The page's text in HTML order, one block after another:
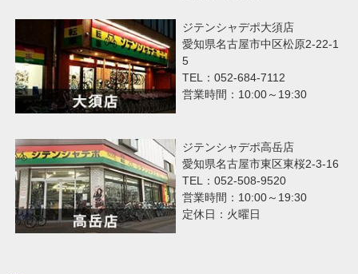
ジテンシャデポ大須店
愛知県名古屋市中区松原2-22-1
5
TEL：052-684-7112
営業時間：10:00～19:30
ジテンシャデポ高岳店
愛知県名古屋市東区東桜2-3-16
TEL：052-508-9520
営業時間：10:00～19:30
定休日：火曜日